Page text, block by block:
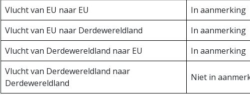
Vlucht van EU naar EU
In aanmerking
Vlucht van EU naar Derdewereldland
In aanmerking
Vlucht van Derdewereldland naar EU
In aanmerking
Vlucht van Derdewereldland naar
Derdewereldland
Niet in